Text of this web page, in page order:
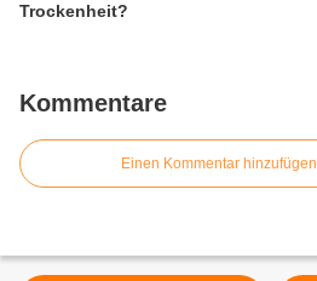
Trockenheit?
Kommentare
Einen Kommentar hinzufügen